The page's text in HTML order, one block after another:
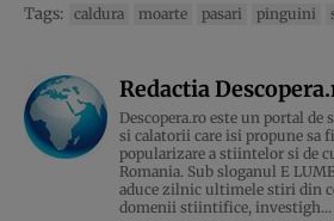
Tags: caldura moarte pasari pinguini
Redactia
Descopera.ro este un portal
si calatorii care isi propune sa
popularizare a stiintelor si de
Romania. Sub sloganul E
aduce zilnic ultimele stiri din
domenii stiintifice, investigh...